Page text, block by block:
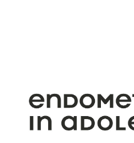
Sì, vi